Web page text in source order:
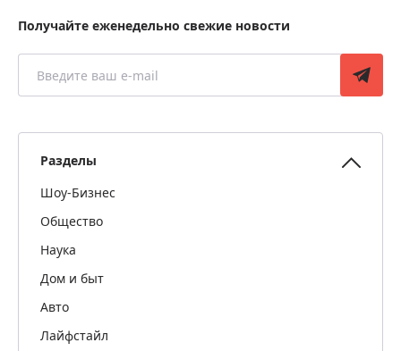
Получайте еженедельно свежие новости
Разделы
Шоу-Бизнес
Общество
Наука
Дом и быт
Авто
Лайфстайл